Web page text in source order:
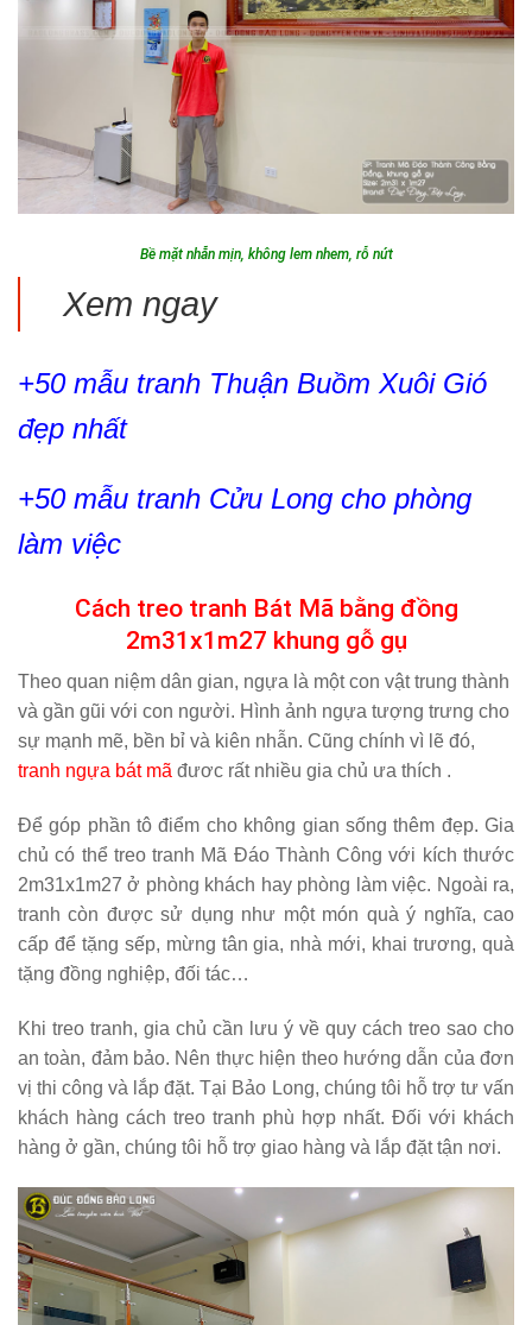
Bề mặt nhẵn mịn, không lem nhem, rỗ nứt
Xem ngay
+50 mẫu tranh Thuận Buồm Xuôi Gió
đẹp nhất
+50 mẫu tranh Cửu Long cho phòng
làm việc
Cách treo tranh Bát Mã bằng đồng
2m31x1m27 khung gỗ gụ
Theo quan niệm dân gian, ngựa là một con vật trung thành
và gần gũi với con người. Hình ảnh ngựa tượng trưng cho
sự mạnh mẽ, bền bỉ và kiên nhẫn. Cũng chính vì lẽ đó,
tranh ngựa bát mã đươc rất nhiều gia chủ ưa thích .
Để góp phần tô điểm cho không gian sống thêm đẹp. Gia
chủ có thể treo tranh Mã Đáo Thành Công với kích thước
2m31x1m27 ở phòng khách hay phòng làm việc. Ngoài ra,
tranh còn được sử dụng như một món quà ý nghĩa, cao
cấp để tặng sếp, mừng tân gia, nhà mới, khai trương, quà
tặng đồng nghiệp, đối tác…
Khi treo tranh, gia chủ cần lưu ý về quy cách treo sao cho
an toàn, đảm bảo. Nên thực hiện theo hướng dẫn của đơn
vị thi công và lắp đặt. Tại Bảo Long, chúng tôi hỗ trợ tư vấn
khách hàng cách treo tranh phù hợp nhất. Đối với khách
hàng ở gần, chúng tôi hỗ trợ giao hàng và lắp đặt tận nơi.